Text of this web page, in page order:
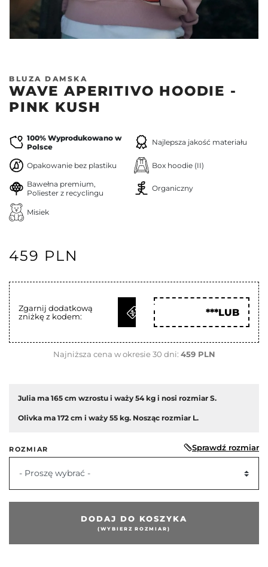
BLUZA DAMSKA
WAVE APERITIVO HOODIE -
PINK KUSH
100% Wyprodukowano w
Polsce
Najlepsza jakość materiału
Opakowanie bez plastiku Box hoodie (II)
Bawełna premium,
Poliester z recyclingu
Organiczny
Misiek
459 PLN
Zgarnij dodatkową
zniżkę z kodem:
ODBIERZ
***LUB
Najniższa cena w okresie 30 dni: 459 PLN
Julia ma 165 cm wzrostu i waży 54 kg i nosi rozmiar S.
Olivka ma 172 cm i waży 55 kg. Nosząc rozmiar L.
ROZMIAR Sprawdź rozmiar
- Proszę wybrać -
DODAJ DO KOSZYKA
(WYBIERZ ROZMIAR)